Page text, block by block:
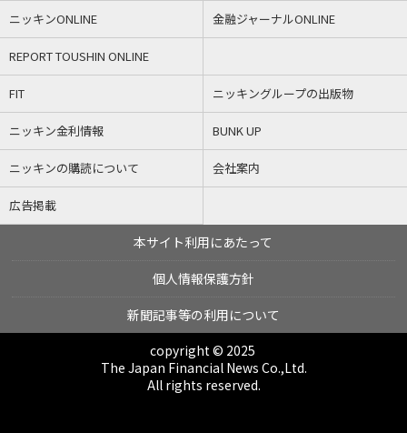
ニッキンONLINE 金融ジャーナルONLINE
REPORT TOUSHIN ONLINE
FIT ニッキングループの出版物
ニッキン金利情報 BUNK UP
ニッキンの購読について 会社案内
広告掲載
本サイト利用にあたって
個人情報保護方針
新聞記事等の利用について
copyright © 2025
The Japan Financial News Co.,Ltd.
All rights reserved.